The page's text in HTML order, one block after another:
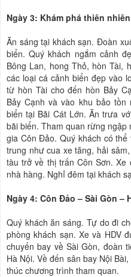
Ngày 3: Khám phá thiên
Ăn sáng tại khách sạn. Đoàn
biển. Quý khách ngắm cảnh
Bông Lan, hong Thỏ, hòn Tài,
các loại cá cảnh biển đẹp vào
từ hòn Tài cho đến hòn Bảy
Bảy Cạnh và vào khu bảo
biển tại Bãi Cát Lớn. Ăn trưa
bãi biển. Tham quan rừng
gia Côn Đảo. Quý khách có
trung như cua xe tăng, hải
tàu trở về thị trấn Côn Sơn.
nhà hàng. Nghỉ đêm tại khách
Ngày 4: Côn Đảo – Sài Gòn –
Quý khách ăn sáng. Tự do đi
phòng khách sạn. Xe và HDV
chuyến bay về Sài Gòn, đoàn
Hà Nội. Về đến sân bay Nội
thúc chương trình tham quan.